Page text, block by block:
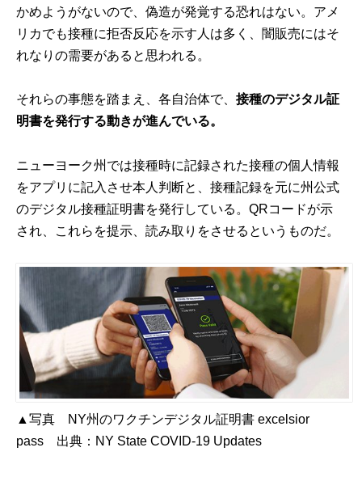
かめようがないので、偽造が発覚する恐れはない。アメ
リカでも接種に拒否反応を示す人は多く、闇販売にはそ
れなりの需要があると思われる。
それらの事態を踏まえ、各自治体で、接種のデジタル証
明書を発行する動きが進んでいる。
ニューヨーク州では接種時に記録された接種の個人情報
をアプリに記入させ本人判断と、接種記録を元に州公式
のデジタル接種証明書を発行している。QRコードが示
され、これらを提示、読み取りをさせるというものだ。
▲写真 NY州のワクチンデジタル証明書 excelsior
pass 出典： NY State COVID-19 Updates